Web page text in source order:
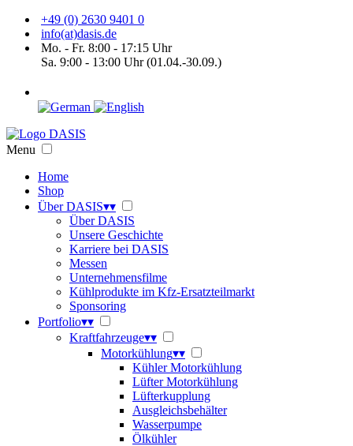
+49 (0) 2630 9401 0
info(at)dasis.de
Mo. - Fr. 8:00 - 17:15 Uhr
Sa. 9:00 - 13:00 Uhr (01.04.-30.09.)
Menu
Home
Shop
Über DASIS▾▾
Über DASIS
Unsere Geschichte
Karriere bei DASIS
Messen
Unternehmensfilme
Kühlprodukte im Kfz-Ersatzteilmarkt
Sponsoring
Portfolio▾▾
Kraftfahrzeuge▾▾
Motorkühlung▾▾
Kühler Motorkühlung
Lüfter Motorkühlung
Lüfterkupplung
Ausgleichsbehälter
Wasserpumpe
Ölkühler